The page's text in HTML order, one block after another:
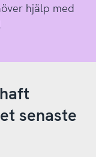
hjälp med
senaste